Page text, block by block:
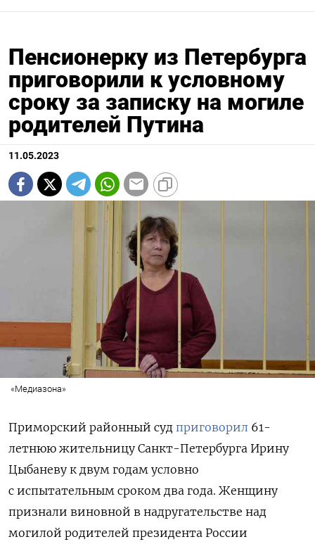
Пенсионерку из Петербурга
приговорили к условному
сроку за записку на могиле
родителей Путина
11.05.2023
«Медиазона»
Приморский районный суд приговорил 61-
летнюю жительницу Санкт-Петербурга Ирину
Цыбаневу к двум годам условно
с испытательным сроком два года. Женщину
признали виновной в надругательстве над
могилой родителей президента России